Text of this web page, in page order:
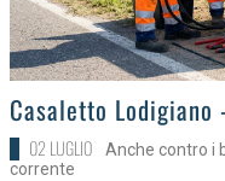
>
Casaletto
02 LUGLIO
Anche contro i
corrente